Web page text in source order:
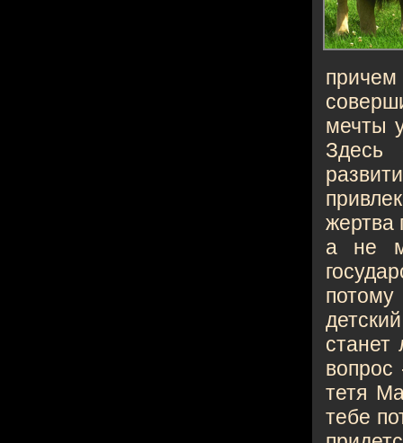
мечты
Здесь
жертва
а не
станет
вопрос
тетя
тебе